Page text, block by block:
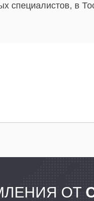
специалистов, в
ОТ